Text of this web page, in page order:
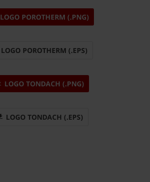
LOGO POROTHERM (.PNG)
LOGO POROTHERM (.EPS)
LOGO TONDACH (.PNG)
LOGO TONDACH (.EPS)